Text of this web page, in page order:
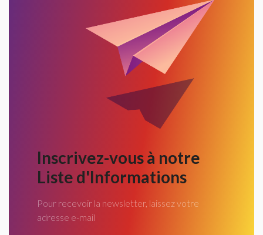
Inscrivez-vous à notre
Liste d'Informations
Pour recevoir la newsletter, laissez votre
adresse e-mail